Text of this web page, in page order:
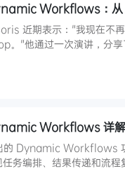
Workflows：从
近期表示："我现在不
。"他通过一次演讲，分
Workflows 详解
Dynamic Workflows
务编排、结果传递和流